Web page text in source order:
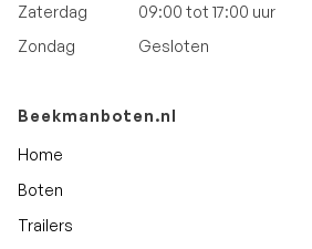
Zaterdag
09:00 tot 17:00 uur
Zondag
Gesloten
Beekmanboten.nl
Home
Boten
Trailers